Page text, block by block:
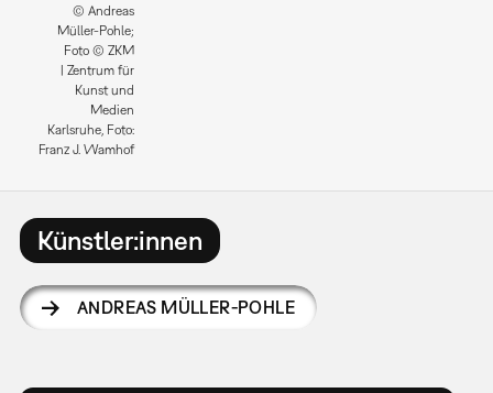
© Andreas
Müller-Pohle;
Foto © ZKM
| Zentrum für
Kunst und
Medien
Karlsruhe, Foto:
Franz J. Wamhof
Künstler:innen
ANDREAS MÜLLER-POHLE